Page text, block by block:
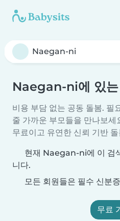
Naegan-ni에 있는
비용 부담 없는 공동 돌봄. 필
줄 가까운 부모들을 만나보세
무료이고 유연한 신뢰 기반
현재 Naegan-ni에 이 검
니다.
모든 회원들은 필수 신분
무료